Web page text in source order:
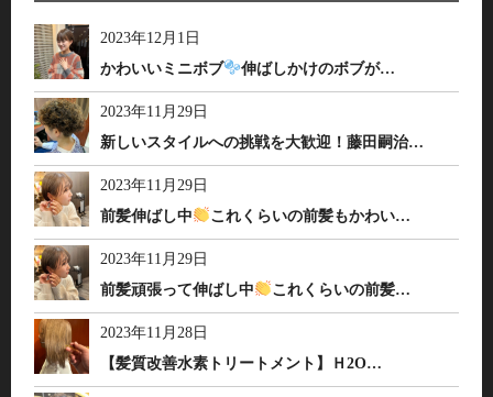
2023年12月1日
かわいいミニボブ
伸ばしかけのボブが…
2023年11月29日
新しいスタイルへの挑戦を大歓迎！藤田嗣治…
2023年11月29日
前髪伸ばし中
これくらいの前髪もかわい…
2023年11月29日
前髪頑張って伸ばし中
これくらいの前髪…
2023年11月28日
【髪質改善水素トリートメント】Ｈ2O…